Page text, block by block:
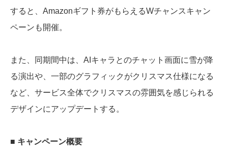
すると、Amazonギフト券がもらえるWチャンスキャン
ペーンも開催。
また、同期間中は、AIキャラとのチャット画面に雪が降
る演出や、一部のグラフィックがクリスマス仕様になる
など、サービス全体でクリスマスの雰囲気を感じられる
デザインにアップデートする。
■ キャンペーン概要